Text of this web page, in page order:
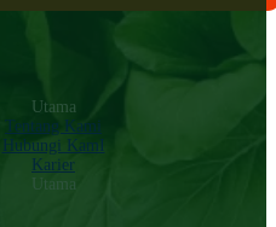
Utama
Tentang Kami
Hubungi KamI
Karier
Utama